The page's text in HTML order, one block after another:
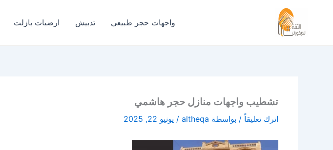
واجهات حجر طبيعي تدبيش ارضيات بازلت
تشطيب واجهات منازل حجر هاشمي
اترك تعليقاً / بواسطة altheqa
/ يونيو 22, 2025